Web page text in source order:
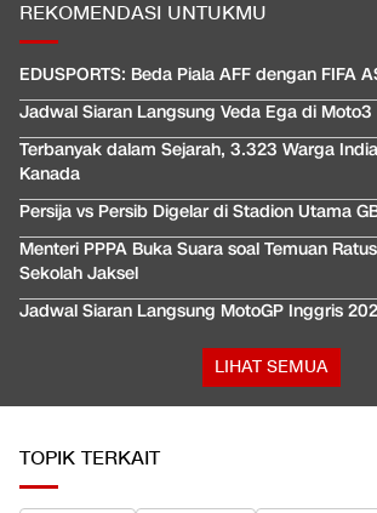
REKOMENDASI UNTUKMU
EDUSPORTS: Beda Piala AFF dengan FIFA
Jadwal Siaran Langsung Veda Ega di
Terbanyak dalam Sejarah, 3.323 Warga
Kanada
Persija vs Persib Digelar di Stadion Utama
Menteri PPPA Buka Suara soal Temuan
Sekolah Jaksel
Jadwal Siaran Langsung MotoGP Inggris
LIHAT SEMUA
TOPIK TERKAIT